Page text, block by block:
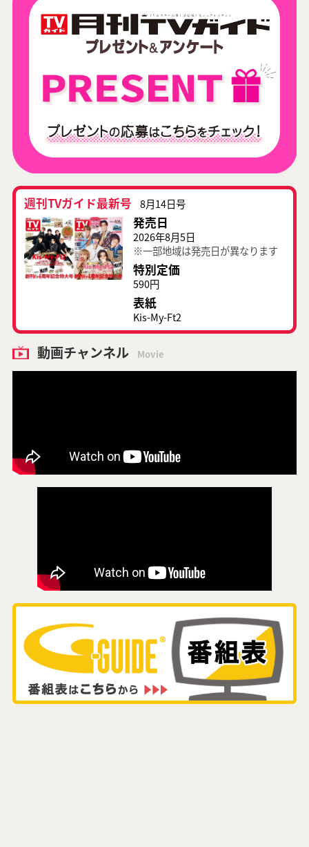
週刊TVガイド最新号 8月14日号
発売日
2026年8月5日
※一部地域は発売日が異なります
特別定価
590円
表紙
Kis-My-Ft2
動画チャンネル Movie